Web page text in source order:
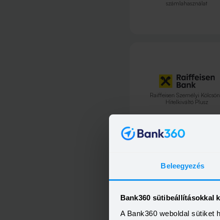
Beleegyezés
Bank360 sütibeállításokkal
A Bank360 weboldal sütiket
számlahasználat
Raiffeisen Személyi
Hitelkiváltó Plusz
Raiffeisen Személyi Kölcsön -
Jövedelem300, Aktív